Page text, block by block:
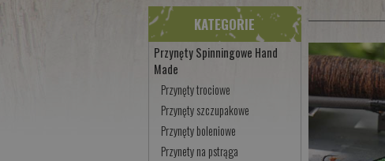
KATEGORIE
Przynęty Spinningowe Hand
Made
Przynęty trociowe
Przynęty szczupakowe
Przynęty boleniowe
Przynety na pstrąga